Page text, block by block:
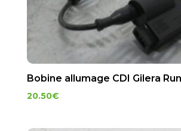
Bobine allumage CDI Gilera
20.50€